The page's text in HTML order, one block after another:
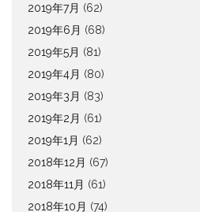
2019年7月 (62)
2019年6月 (68)
2019年5月 (81)
2019年4月 (80)
2019年3月 (83)
2019年2月 (61)
2019年1月 (62)
2018年12月 (67)
2018年11月 (61)
2018年10月 (74)